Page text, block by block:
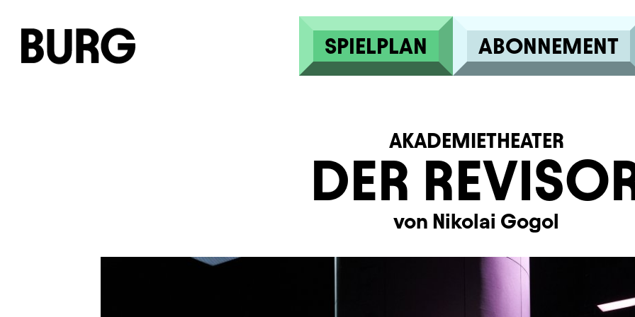
SPIELPLAN ABONNEMENT
DER
AKADEMIETHEATER
von Nikolai Gogol